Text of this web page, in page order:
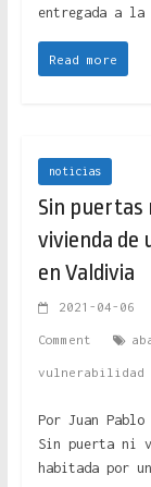
entregada a la
Read more
noticias
Sin puertas
vivienda de
en Valdivia
2021-04-06
Comment
vulnerabilidad
Por Juan
Sin puerta ni
habitada por